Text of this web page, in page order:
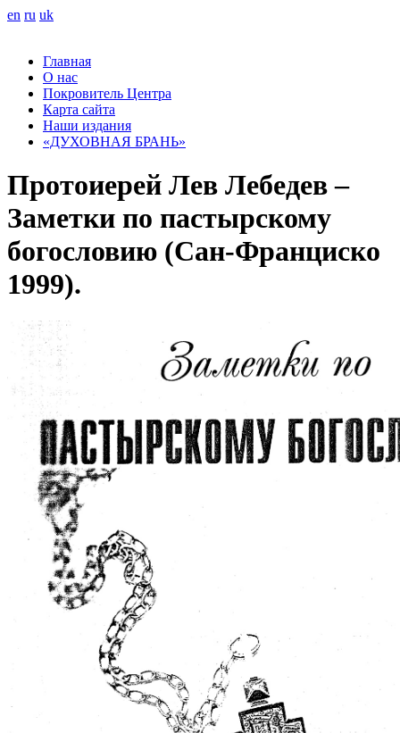
en ru uk
Главная
О нас
Покровитель Центра
Карта сайта
Наши издания
«ДУХОВНАЯ БРАНЬ»
Протоиерей Лев Лебедев –
Заметки по пастырскому
богословию (Сан-Франциско
1999).